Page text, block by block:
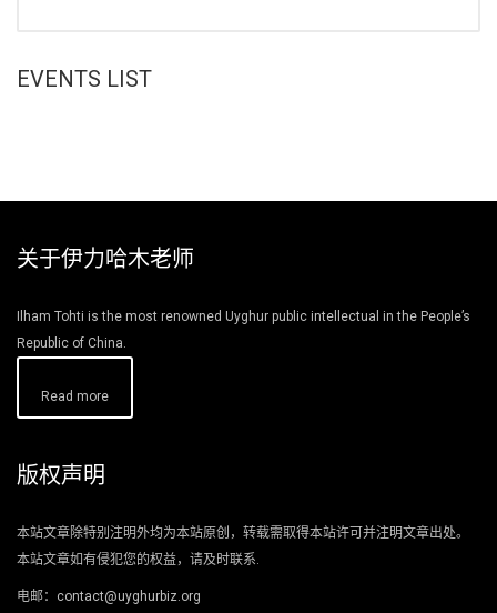
EVENTS LIST
关于伊力哈木老师
Ilham Tohti is the most renowned Uyghur public intellectual in the People’s
Republic of China.
Read more
版权声明
本站文章除特别注明外均为本站原创，转载需取得本站许可并注明文章出处。
本站文章如有侵犯您的权益，请及时联系.
电邮：contact@uyghurbiz.org